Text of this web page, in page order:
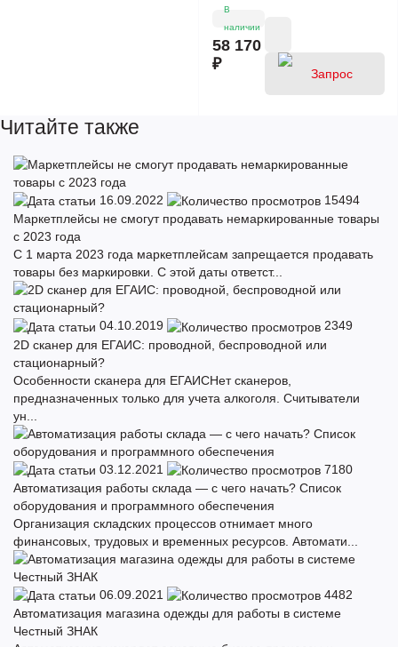
В
наличии
58 170
₽
цены
Читайте также
16.09.2022
15494
Маркетплейсы не смогут продавать немаркированные товары
с 2023 года
С 1 марта 2023 года маркетплейсам запрещается продавать
товары без маркировки. С этой даты ответст...
04.10.2019
2349
2D сканер для ЕГАИС: проводной, беспроводной или
стационарный?
Особенности сканера для ЕГАИСНет сканеров,
предназначенных только для учета алкоголя. Считыватели
ун...
03.12.2021
7180
Автоматизация работы склада — с чего начать? Список
оборудования и программного обеспечения
Организация складских процессов отнимает много
финансовых, трудовых и временных ресурсов. Автомати...
06.09.2021
4482
Автоматизация магазина одежды для работы в системе
Честный ЗНАК